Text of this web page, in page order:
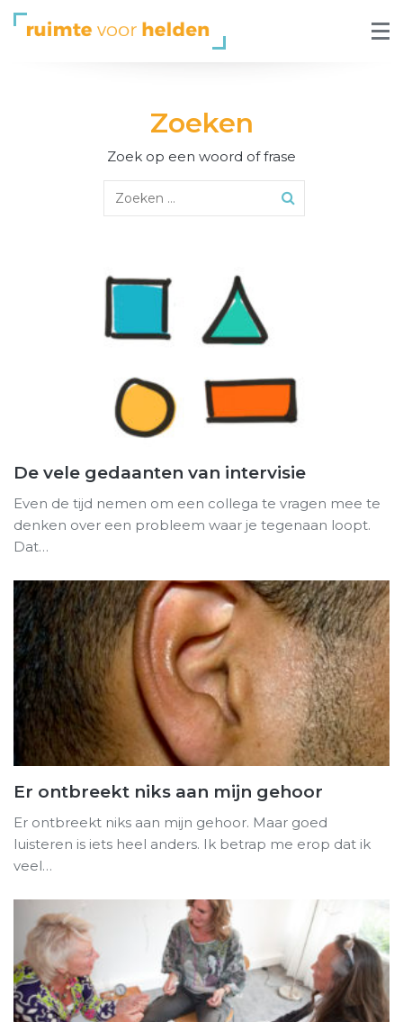
Zoeken
Zoek op een woord of frase
De vele gedaanten van intervisie
Even de tijd nemen om een collega te vragen mee te
denken over een probleem waar je tegenaan loopt.
Dat…
Er ontbreekt niks aan mijn gehoor
Er ontbreekt niks aan mijn gehoor. Maar goed
luisteren is iets heel anders. Ik betrap me erop dat ik
veel…